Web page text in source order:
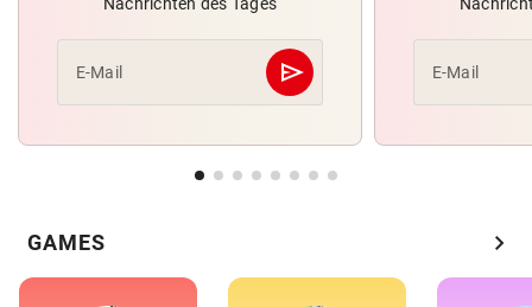
Nachrichten des Tages
E-Mail send
Abschicken E-Mail
GAMES chevron_right